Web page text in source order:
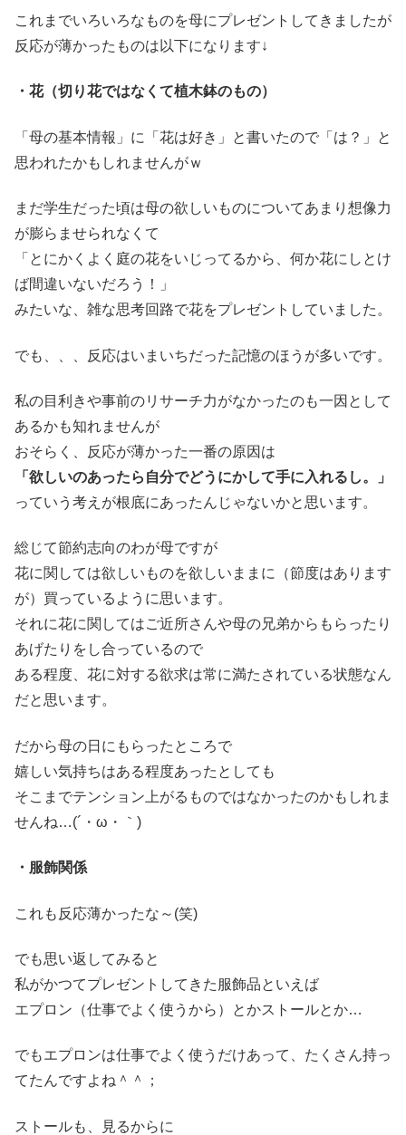
これまでいろいろなものを母にプレゼントしてきましたが
反応が薄かったものは以下になります↓
・花（切り花ではなくて植木鉢のもの）
「母の基本情報」に「花は好き」と書いたので「は？」と
思われたかもしれませんがｗ
まだ学生だった頃は母の欲しいものについてあまり想像力
が膨らませられなくて
「とにかくよく庭の花をいじってるから、何か花にしとけ
ば間違いないだろう！」
みたいな、雑な思考回路で花をプレゼントしていました。
でも、、、反応はいまいちだった記憶のほうが多いです。
私の目利きや事前のリサーチ力がなかったのも一因として
あるかも知れませんが
おそらく、反応が薄かった一番の原因は
「欲しいのあったら自分でどうにかして手に入れるし。」
っていう考えが根底にあったんじゃないかと思います。
総じて節約志向のわが母ですが
花に関しては欲しいものを欲しいままに（節度はあります
が）買っているように思います。
それに花に関してはご近所さんや母の兄弟からもらったり
あげたりをし合っているので
ある程度、花に対する欲求は常に満たされている状態なん
だと思います。
だから母の日にもらったところで
嬉しい気持ちはある程度あったとしても
そこまでテンション上がるものではなかったのかもしれま
せんね…(´・ω・｀)
・服飾関係
これも反応薄かったな～(笑)
でも思い返してみると
私がかつてプレゼントしてきた服飾品といえば
エプロン（仕事でよく使うから）とかストールとか…
でもエプロンは仕事でよく使うだけあって、たくさん持っ
てたんですよね＾＾；
ストールも、見るからに